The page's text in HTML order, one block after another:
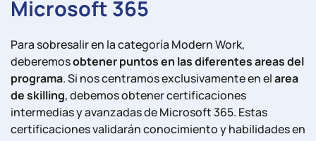
Microsoft 365
Para sobresalir en la categoría Modern Work,
deberemosobtener puntos en las diferentes areas del
programa. Si nos centramos exclusivamente en elarea
de skilling, debemos obtener certificaciones
intermedias y avanzadas de Microsoft 365. Estas
certificaciones validarán conocimiento y habilidades en